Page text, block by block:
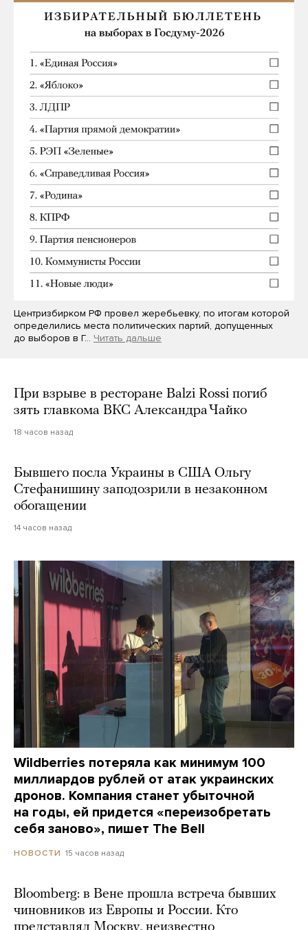
Центризбирком РФ провел жеребьевку, по итогам которой
определились места политических партий, допущенных
до выборов в Г… Читать дальше
При взрыве в ресторане Balzi Rossi погиб
зять главкома ВКС Александра Чайко
18 часов назад
Бывшего посла Украины в США Ольгу
Стефанишину заподозрили в незаконном
обогащении
14 часов назад
Wildberries потеряла как минимум 100
миллиардов рублей от атак украинских
дронов. Компания станет убыточной
на годы, ей придется «переизобретать
себя заново», пишет The Bell
НОВОСТИ 15 часов назад
Bloomberg: в Вене прошла встреча бывших
чиновников из Европы и России. Кто